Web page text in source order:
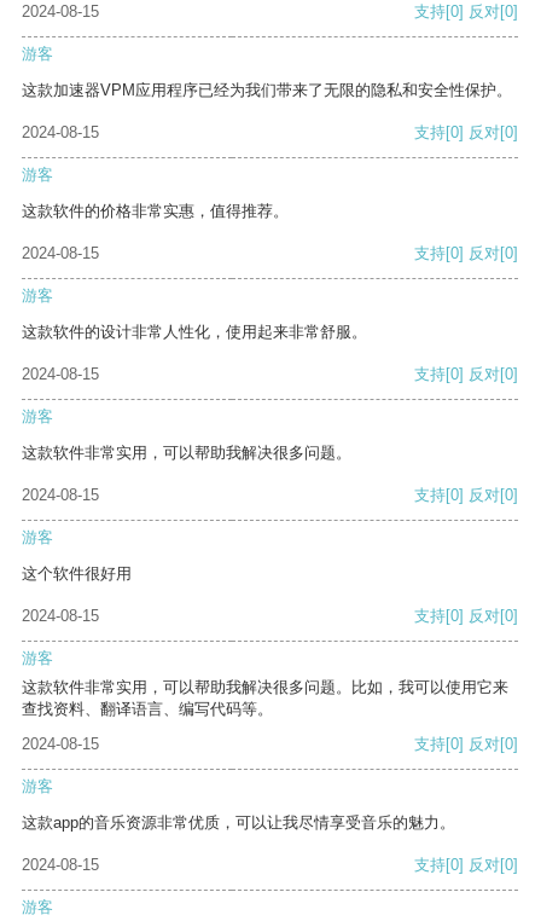
2024-08-15
支持[0] 反对[0]
游客
这款加速器VPM应用程序已经为我们带来了无限的隐私和安全性保护。
2024-08-15 支持[0] 反对[0]
游客
这款软件的价格非常实惠，值得推荐。
2024-08-15 支持[0] 反对[0]
游客
这款软件的设计非常人性化，使用起来非常舒服。
2024-08-15 支持[0] 反对[0]
游客
这款软件非常实用，可以帮助我解决很多问题。
2024-08-15 支持[0] 反对[0]
游客
这个软件很好用
2024-08-15 支持[0] 反对[0]
游客
这款软件非常实用，可以帮助我解决很多问题。比如，我可以使用它来
查找资料、翻译语言、编写代码等。
2024-08-15
支持[0] 反对[0]
游客
这款app的音乐资源非常优质，可以让我尽情享受音乐的魅力。
2024-08-15 支持[0] 反对[0]
游客